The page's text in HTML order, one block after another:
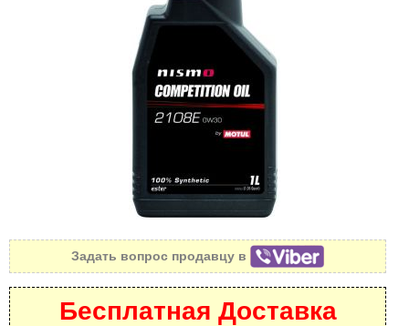
Задать вопрос продавцу в
Бесплатная Доставка